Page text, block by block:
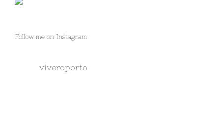
Follow me on Instagram
viveroporto